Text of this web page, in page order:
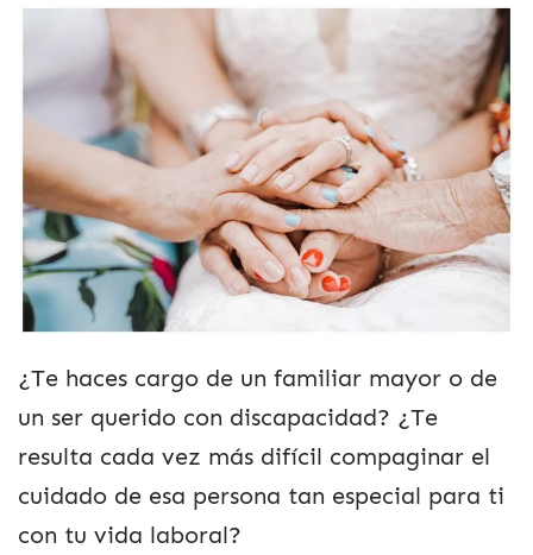
¿Te haces cargo de un familiar mayor o de
un ser querido con discapacidad? ¿Te
resulta cada vez más difícil compaginar el
cuidado de esa persona tan especial para ti
con tu vida laboral?